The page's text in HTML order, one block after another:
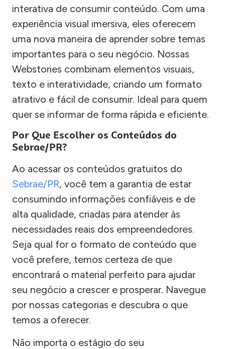
interativa de consumir conteúdo. Com uma
experiência visual imersiva, eles oferecem
uma nova maneira de aprender sobre temas
importantes para o seu negócio. Nossas
Webstories combinam elementos visuais,
texto e interatividade, criando um formato
atrativo e fácil de consumir. Ideal para quem
quer se informar de forma rápida e eficiente.
Por Que Escolher os Conteúdos do
Sebrae/PR?
Ao acessar os conteúdos gratuitos do
Sebrae/PR, você tem a garantia de estar
consumindo informações confiáveis e de
alta qualidade, criadas para atender às
necessidades reais dos empreendedores.
Seja qual for o formato de conteúdo que
você prefere, temos certeza de que
encontrará o material perfeito para ajudar
seu negócio a crescer e prosperar. Navegue
por nossas categorias e descubra o que
temos a oferecer.
Não importa o estágio do seu